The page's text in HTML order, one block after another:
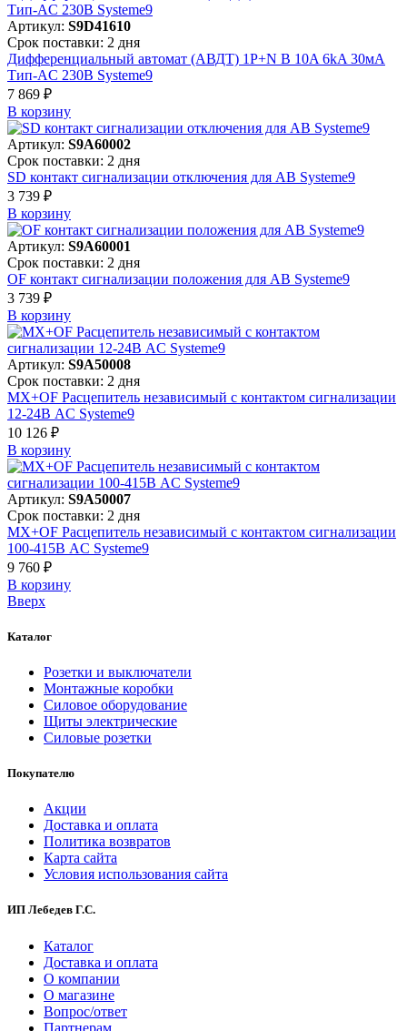
Артикул: S9D41610
Срок поставки: 2 дня
Дифференциальный автомат (АВДТ) 1P+N B 10A 6kA 30мА
Тип-AC 230В Systeme9
7 869 ₽
В корзинy
Артикул: S9A60002
Срок поставки: 2 дня
SD контакт сигнализации отключения для АВ Systeme9
3 739 ₽
В корзинy
Артикул: S9A60001
Срок поставки: 2 дня
OF контакт сигнализации положения для АВ Systeme9
3 739 ₽
В корзинy
Артикул: S9A50008
Срок поставки: 2 дня
MX+OF Расцепитель независимый с контактом сигнализации
12-24В AC Systeme9
10 126 ₽
В корзинy
Артикул: S9A50007
Срок поставки: 2 дня
MX+OF Расцепитель независимый с контактом сигнализации
100-415В AC Systeme9
9 760 ₽
В корзинy
Вверх
Каталог
Розетки и выключатели
Монтажные коробки
Силовое оборудование
Щиты электрические
Силовые розетки
Покупателю
Акции
Доставка и оплата
Политика возвратов
Карта сайта
Условия использования сайта
ИП Лебедев Г.С.
Каталог
Доставка и оплата
О компании
О магазине
Вопрос/ответ
Партнерам